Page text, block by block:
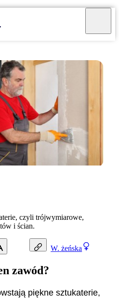
W. żeńska
czyli trójwymiarowe,
i ścian.
zawód?
piękne sztukaterie,